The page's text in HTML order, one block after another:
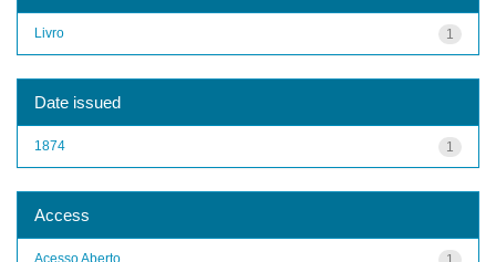
1
Livro
Date issued
1
1874
Access
Acesso Aberto